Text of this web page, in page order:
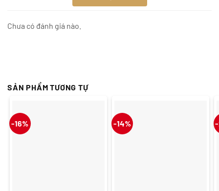
Chưa có đánh giá nào.
SẢN PHẨM TƯƠNG TỰ
-16% -14%